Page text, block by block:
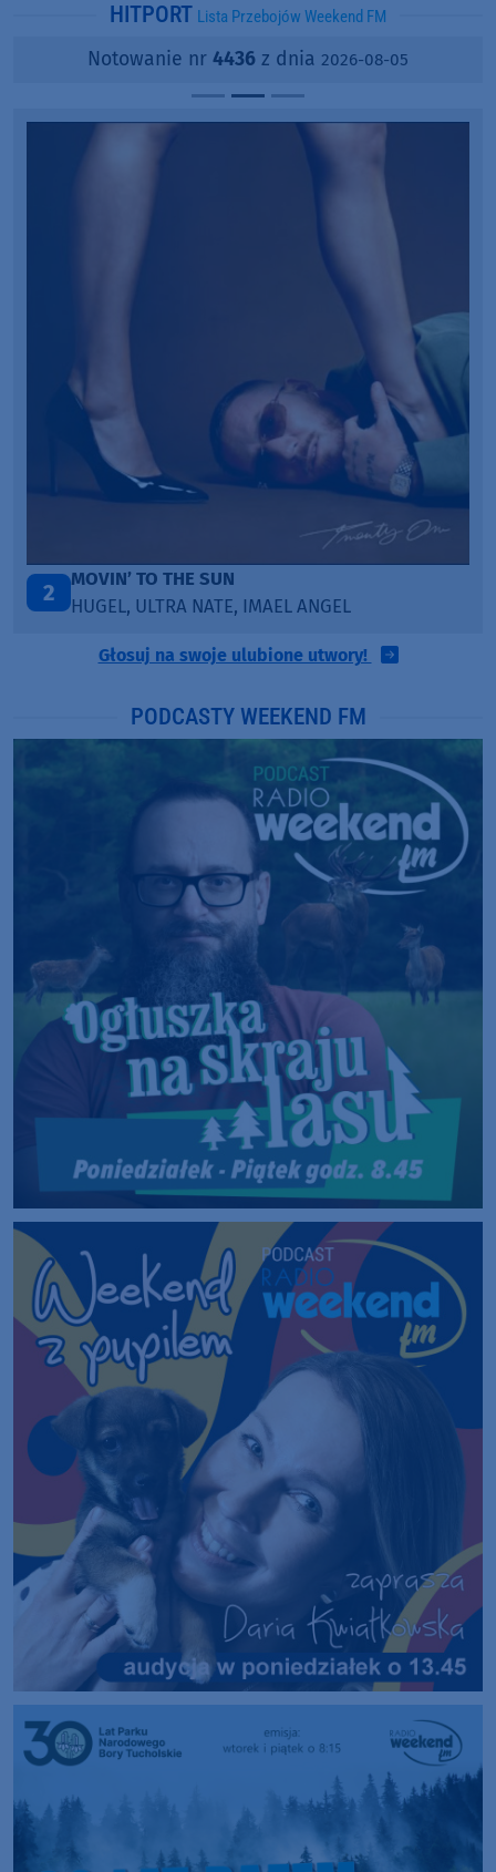
HITPORT Lista Przebojów Weekend FM
Notowanie nr 4436 z dnia 2026-08-05
3
TAŃCZ!
BLETKA
Głosuj na swoje ulubione utwory!
PODCASTY WEEKEND FM